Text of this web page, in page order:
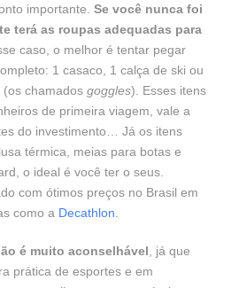
importante. Se você nunca foi
terá as roupas adequadas para
caso, o melhor é tentar pegar
1 casaco, 1 calça de ski ou
chamados goggles). Esses itens
de primeira viagem, vale a
do investimento… Já os itens
térmica, meias para botas e
o ideal é você ter o seus.
com ótimos preços no Brasil em
como a Decathlon.
é muito aconselhável , já que
prática de esportes e em